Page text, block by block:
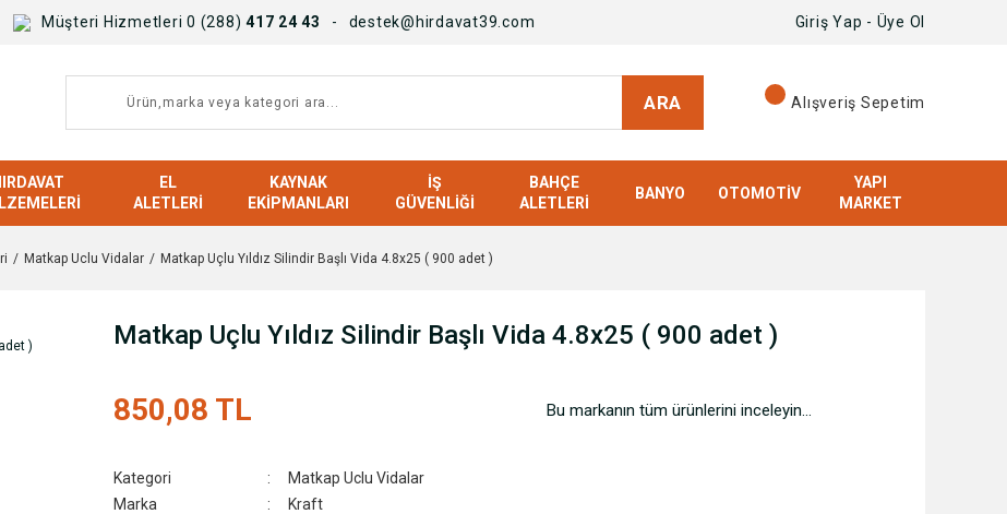
Müşteri Hizmetleri 0 (288) 417 24 43 destek@hirdavat39.com Giriş Yap - Üye Ol
ARA Alışveriş Sepetim
EL
ALETLERI
KAYNAK
EKIPMANLARI
İŞ
GÜVENLIĞI
BAHÇE
ALETLERI
BANYO OTOMOTIV
YAPI
MARKET
Matkap Uclu Vidalar Matkap Uçlu Yıldız Silindir Başlı Vida 4.8x25 ( 900 adet )
Matkap Uçlu Yıldız Silindir Başlı Vida 4.8x25 ( 900 adet )
850,08 TL Bu markanın tüm ürünlerini inceleyin...
Kategori
Matkap Uclu Vidalar
Marka
Kraft